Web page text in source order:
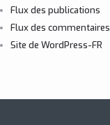
Flux des publications
Flux des commentaires
Site de WordPress-FR